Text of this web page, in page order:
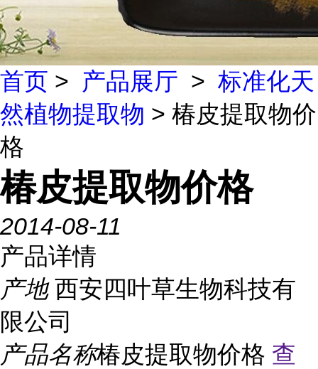
首页 > 产品展厅 > 标准化天
然植物提取物 > 椿皮提取物价
格
椿皮提取物价格
2014-08-11
产品详情
产地 西安四叶草生物科技有
限公司
产品名称椿皮提取物价格 查